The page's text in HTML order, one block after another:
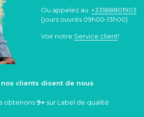
Ou appelez au: +33188801903
(jours ouvrés 09h00-13h00)
Voir notre Service client!
nos clients disent de nous
obtenons 9+ sur Label de qualité